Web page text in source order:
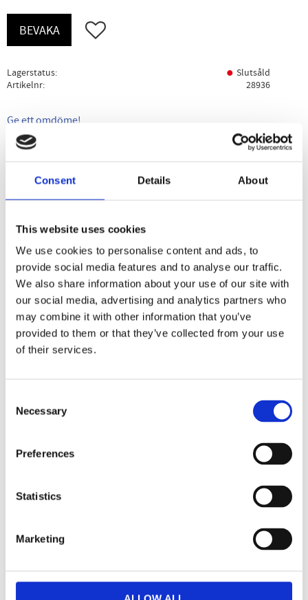
Consent Details About
This website uses cookies
We use cookies to personalise content and ads, to
provide social media features and to analyse our traffic.
We also share information about your use of our site with
our social media, advertising and analytics partners who
may combine it with other information that you’ve
provided to them or that they’ve collected from your use
of their services.
Selection
Necessary
Preferences
Statistics
Marketing
Lägg till i favoriter
BEVAKA
Lagerstatus
Slutsåld
Artikelnr
28936
Ge ett omdöme!
Ketochoklad med pekannötter och MCT-olja är ett utsökt
är ett utmärkt alternativ för alla som tror att den ketogena
kosten, särskilt i början, är svår och saknar nöje.
Dela med dig
Facebook
TwitterLinkedInPinterest
Bli den första att lämna ett omdöme.